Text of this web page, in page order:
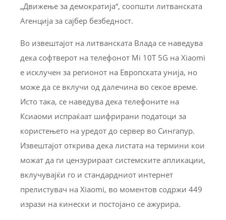
„Движење за демократија“, соопшти литванската
Агенција за сајбер безбедност.
Во извештајот на литванската Влада се наведува
дека софтверот на телефонот Mi 10T 5G на Xiaomi
е исклучен за регионот на Европската унија, но
може да се вклучи од далечина во секое време.
Исто така, се наведува дека телефоните на
Ксиаоми испраќаат шифрирани податоци за
користењето на уредот до сервер во Сингапур.
Извештајот открива дека листата на термини кои
можат да ги цензурираат системските апликации,
вклучувајќи го и стандардниот интернет
прелистувач на Xiaomi, во моментов содржи 449
изрази на кинески и постојано се ажурира.